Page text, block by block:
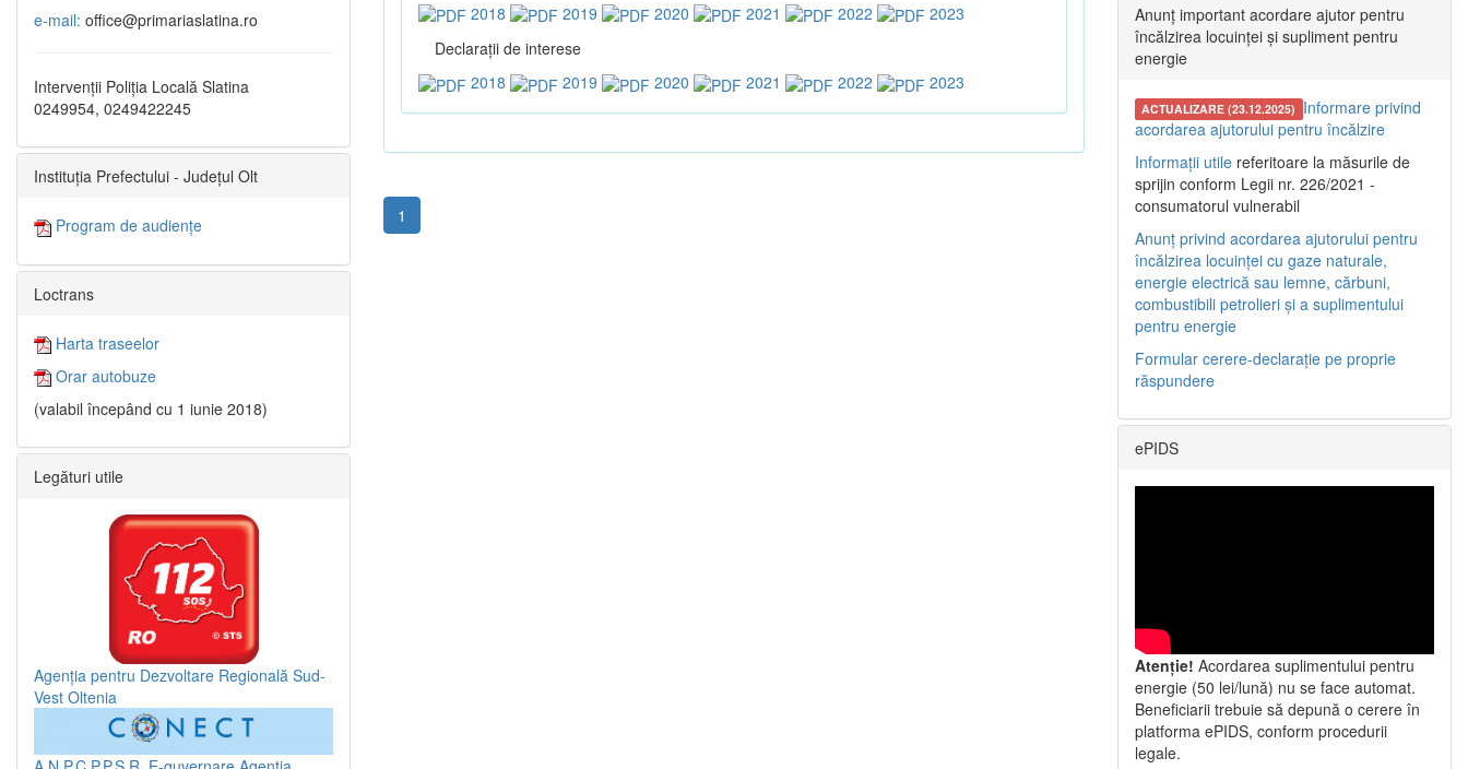
2018
2019 2020 2021 2022
2023
Declaraţii de interese
2018
2019 2020 2021 2022 2023
1
e-mail: office@primariaslatina.ro
Intervenții Poliția Locală Slatina
0249954, 0249422245
Instituția Prefectului - Județul Olt
Program de audiențe
Loctrans
Harta traseelor
Orar autobuze
(valabil începând cu 1 iunie 2018)
Legături utile
Agenția pentru Dezvoltare Regională Sud-
Vest Oltenia
Anunț important acordare ajutor pentru
încălzirea locuinței și supliment pentru
energie
ACTUALIZARE (23.12.2025) Informare privind
acordarea ajutorului pentru încălzire
Informații utile referitoare la măsurile de
sprijin conform Legii nr. 226/2021 -
consumatorul vulnerabil
Anunț privind acordarea ajutorului pentru
încălzirea locuinței cu gaze naturale,
energie electrică sau lemne, cărbuni,
combustibili petrolieri și a suplimentului
pentru energie
Formular cerere-declarație pe proprie
răspundere
ePIDS
Atenție! Acordarea suplimentului pentru
energie (50 lei/lună) nu se face automat.
Beneficiarii trebuie să depună o cerere în
platforma ePIDS, conform procedurii
legale.